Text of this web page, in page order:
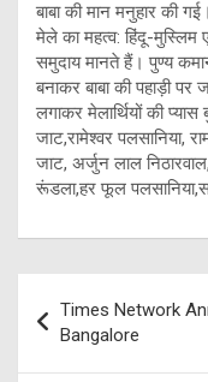
बाबा की मान मनुहार की गई।
मेले का महत्व: हिंदू-मुस्लिम
समुदाय मानते हैं। पुण्य
बनाकर बाबा की पहाड़ी
लगाकर मेलार्थियों की
जाट,रामेश्वर पलसानिया,
जाट, अर्जुन लाल
रूंडला,हर फूल
navigation
Times Network
Bangalore